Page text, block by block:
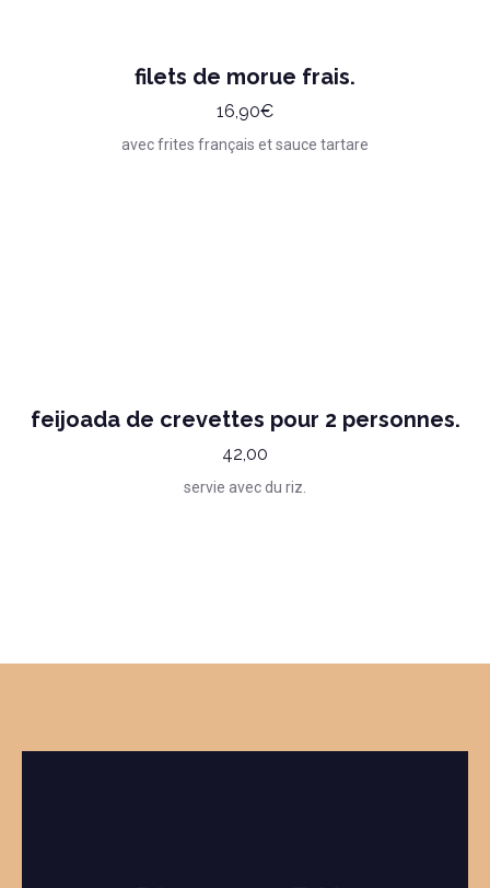
filets de morue frais.
16,90€
avec frites français et sauce tartare
feijoada de crevettes pour 2 personnes.
42,00
servie avec du riz.